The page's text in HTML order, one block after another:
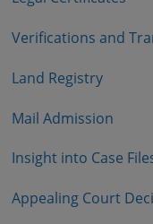
Verifications and
Land Registry
Mail Admission
Insight into Case
Appealing Court